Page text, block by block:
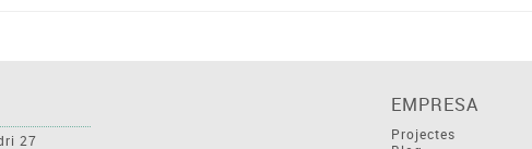
27
EMPRESA
Projectes